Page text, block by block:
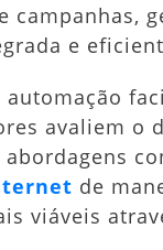
campanhas,
e
automação
avaliem o
de
viáveis